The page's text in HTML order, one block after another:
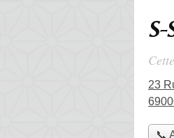
S-
23
📞